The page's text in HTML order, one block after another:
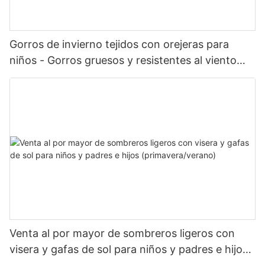
Gorros de invierno tejidos con orejeras para
niños - Gorros gruesos y resistentes al viento
para bebés
Venta al por mayor de sombreros ligeros con
visera y gafas de sol para niños y padres e hijos